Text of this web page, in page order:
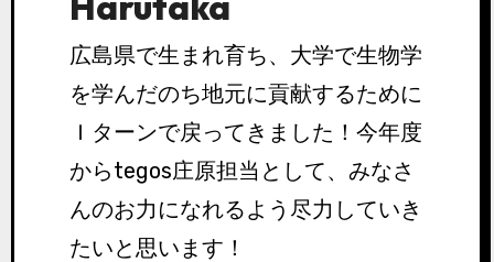
広島県で生まれ育ち、大学で生物学
を学んだのち地元に貢献するために
Ｉターンで戻ってきました！今年度
からtegos庄原担当として、みなさ
んのお力になれるよう尽力していき
たいと思います！